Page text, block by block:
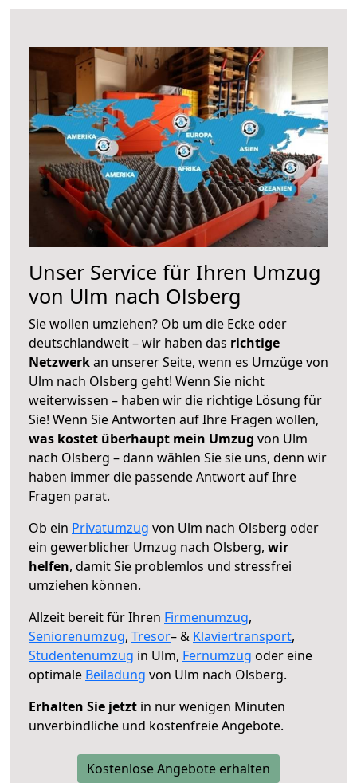
Unser Service für Ihren Umzug
von Ulm nach Olsberg
Sie wollen umziehen? Ob um die Ecke oder
deutschlandweit – wir haben das richtige
Netzwerkan unserer Seite, wenn es Umzüge von
Ulm nach Olsberg geht! Wenn Sie nicht
weiterwissen – haben wir die richtige Lösung für
Sie! Wenn Sie Antworten auf Ihre Fragen wollen,
was kostet überhaupt mein Umzug von Ulm
nach Olsberg – dann wählen Sie sie uns, denn wir
haben immer die passende Antwort auf Ihre
Fragen parat.
Ob ein Privatumzug von Ulm nach Olsberg oder
ein gewerblicher Umzug nach Olsberg, wir
helfen, damit Sie problemlos und stressfrei
umziehen können.
Allzeit bereit für Ihren Firmenumzug,
Seniorenumzug, Tresor– & Klaviertransport,
Studentenumzug in Ulm, Fernumzug oder eine
optimale Beiladung von Ulm nach Olsberg.
Erhalten Sie jetzt in nur wenigen Minuten
unverbindliche und kostenfreie Angebote.
Kostenlose Angebote erhalten